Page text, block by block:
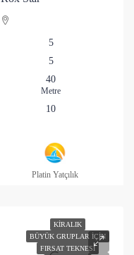
5
5
40
Metre
10
Platin Yatçılık
KIRALIK
BÜYÜK GRUPLAR İÇIN
FIRSAT TEKNESI